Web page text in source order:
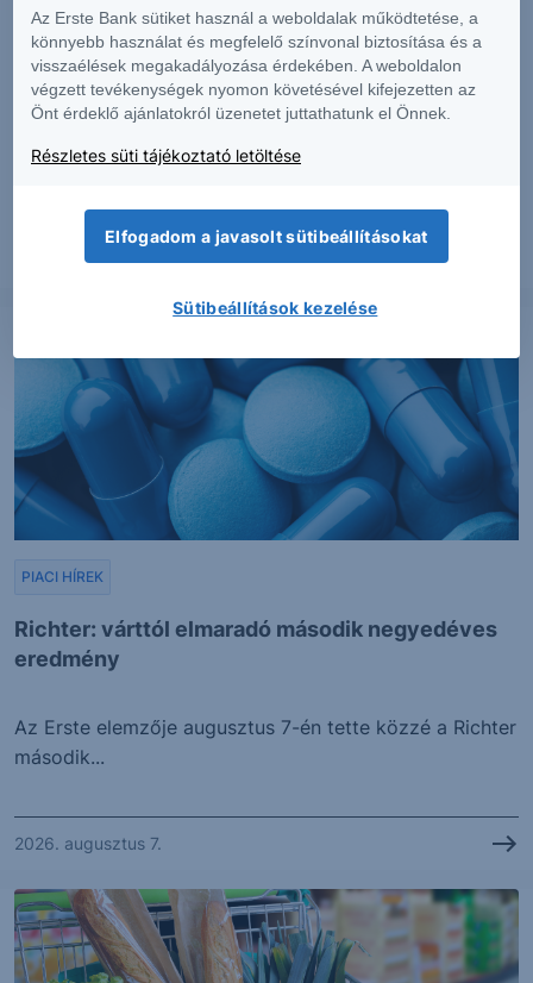
PIACI HÍREK
2026. augusztus 7.
Richter: várttól elmaradó második negyedéves
eredmény
PIACI HÍREK
Az Erste elemzője augusztus 7-én tette közzé a Richter
második...
2026. augusztus 7.
Az Erste Bank sütiket használ a weboldalak működtetése, a
könnyebb használat és megfelelő színvonal biztosítása és a
visszaélések megakadályozása érdekében. A weboldalon
végzett tevékenységek nyomon követésével kifejezetten az
Önt érdeklő ajánlatokról üzenetet juttathatunk el Önnek.
Részletes süti tájékoztató letöltése
Elfogadom a javasolt sütibeállításokat
Sütibeállítások kezelése